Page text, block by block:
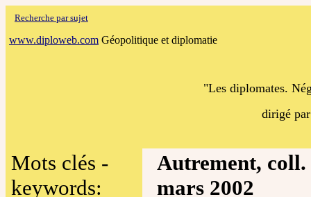
Recherche par sujet
www.diploweb.com Géopolitique et diplomatie
"Les diplomates.
dirigé
Mots clés -
keywords:
Autrement, coll.
mars 2002